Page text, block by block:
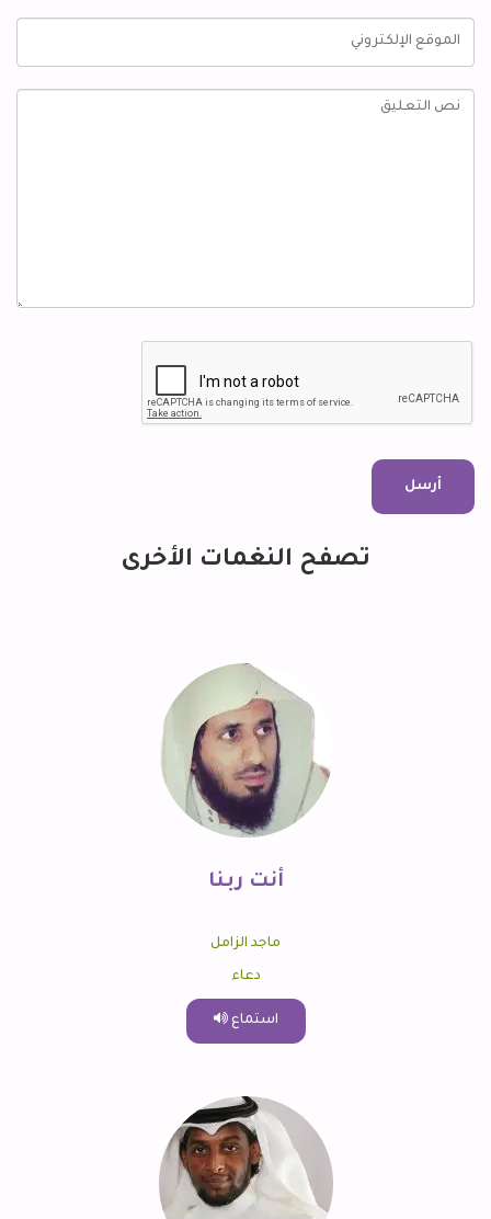
تصفح النغمات الأخرى
أنت ربنا
ماجد الزامل
دعاء
استماع